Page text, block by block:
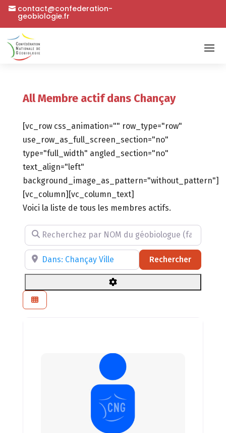
contact@confederation-
geobiologie.fr
All Membre actif dans Chançay
[vc_row css_animation="" row_type="row"
use_row_as_full_screen_section="no"
type="full_width" angled_section="no"
text_align="left"
background_image_as_pattern="without_pattern"]
[vc_column][vc_column_text]
Voici la liste de tous les membres actifs.
Recherchez par NOM du géobiologue (facultatif)
Recherchez par RÉGION, DÉPARTEMENT ou VILLE
Rechercher